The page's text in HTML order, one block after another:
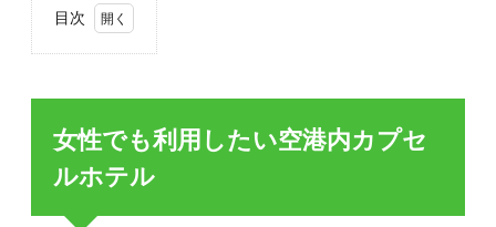
目次
1.
でも
した
い空
港内
セル
女性でも利用したい空港内カプセ
ルホテル